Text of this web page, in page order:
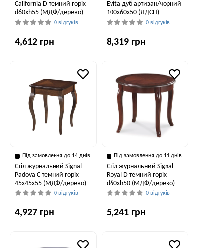
California D темний горіх
d60хh55 (МДФ/дерево)
0 відгуків
4,612 грн
Evita дуб артизан/чорний
100х60х50 (ЛДСП)
0 відгуків
8,319 грн
Під замовлення до 14 днів
Стіл журнальний Signal
Padova C темний горіх
45х45х55 (МДФ/дерево)
0 відгуків
4,927 грн
Під замовлення до 14 днів
Стіл журнальний Signal
Royal D темний горіх
d60хh50 (МДФ/дерево)
0 відгуків
5,241 грн